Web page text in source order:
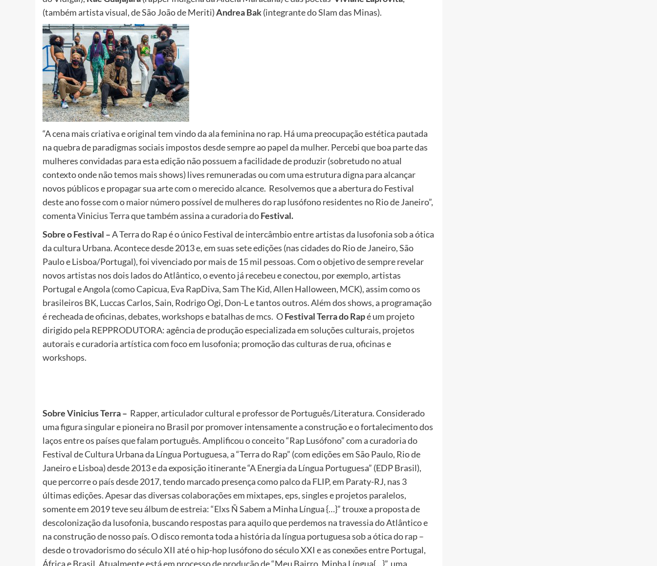
(também artista visual, de São João de Meriti)Andrea Bak(integrante do Slam das Minas).
“A cena mais criativa e original tem vindo da ala feminina no rap. Há uma preocupação estética pautada
na quebra de paradigmas sociais impostos desde sempre ao papel da mulher. Percebi que boa parte das
mulheres convidadas para esta edição não possuem a facilidade de produzir (sobretudo no atual
contexto onde não temos mais shows) lives remuneradas ou com uma estrutura digna para alcançar
novos públicos e propagar sua arte com o merecido alcance. Resolvemos que a abertura do Festival
deste ano fosse com o maior número possível de mulheres do rap lusófono residentes no Rio de Janeiro”,
comenta Vinicius Terra que também assina a curadoria doFestival.
Sobre o Festival –A Terra do Rap é o único Festival de intercâmbio entre artistas da lusofonia sob a ótica
da cultura Urbana. Acontece desde 2013 e, em suas sete edições (nas cidades do Rio de Janeiro, São
Paulo e Lisboa/Portugal), foi vivenciado por mais de 15 mil pessoas. Com o objetivo de sempre revelar
novos artistas nos dois lados do Atlântico, o evento já recebeu e conectou, por exemplo, artistas
Portugal e Angola (como Capicua, Eva RapDiva, Sam The Kid, Allen Halloween, MCK), assim como os
brasileiros BK, Luccas Carlos, Sain, Rodrigo Ogi, Don-L e tantos outros. Além dos shows, a programação
é recheada de oficinas, debates, workshops e batalhas de mcs. OFestival Terra do Rapé um projeto
dirigido pela REPPRODUTORA: agência de produção especializada em soluções culturais, projetos
autorais e curadoria artística com foco em lusofonia; promoção das culturas de rua, oficinas e
workshops.
Sobre Vinicius Terra – Rapper, articulador cultural e professor de Português/Literatura. Considerado
uma figura singular e pioneira no Brasil por promover intensamente a construção e o fortalecimento dos
laços entre os países que falam português. Amplificou o conceito “Rap Lusófono” com a curadoria do
Festival de Cultura Urbana da Língua Portuguesa, a “Terra do Rap” (com edições em São Paulo, Rio de
Janeiro e Lisboa) desde 2013 e da exposição itinerante “A Energia da Língua Portuguesa” (EDP Brasil),
que percorre o país desde 2017, tendo marcado presença como palco da FLIP, em Paraty-RJ, nas 3
últimas edições. Apesar das diversas colaborações em mixtapes, eps, singles e projetos paralelos,
somente em 2019 teve seu álbum de estreia: “Elxs Ñ Sabem a Minha Língua {…}” trouxe a proposta de
descolonização da lusofonia, buscando respostas para aquilo que perdemos na travessia do Atlântico e
na construção de nosso país. O disco remonta toda a história da língua portuguesa sob a ótica do rap –
desde o trovadorismo do século XII até o hip-hop lusófono do século XXI e as conexões entre Portugal,
África e Brasil. Atualmente está em processo de produção de “Meu Bairro, Minha Língua{…}”, uma